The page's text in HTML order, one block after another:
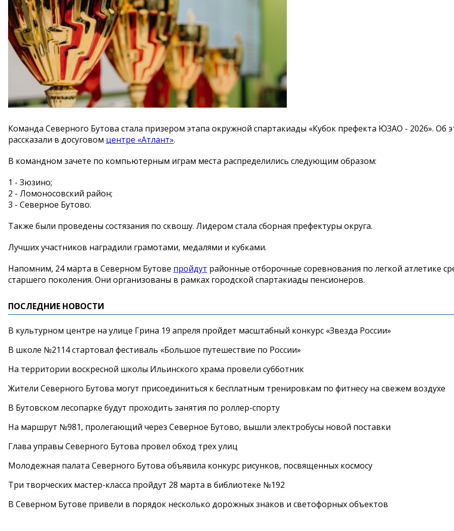
Команда Северного Бутова стала призером этапа окружной спартакиады «Кубок префекта ЮЗАО - 2026». Об
рассказали в досуговом центре «Атлант».
В командном зачете по компьютерным играм места распределились следующим образом:
1 - Зюзино;
2 - Ломоносовский район;
3 - Северное Бутово.
Также были проведены состязания по сквошу. Лидером стала сборная префектуры округа.
Лучших участников наградили грамотами, медалями и кубками.
Напомним, 24 марта в Северном Бутове пройдут районные отборочные соревнования по легкой атлетике
старшего поколения. Они организованы в рамках городской спартакиады пенсионеров.
ПОСЛЕДНИЕ НОВОСТИ
В культурном центре на улице Грина 19 апреля пройдет масштабный конкурс «Звезда России»
В школе №2114 стартовал фестиваль «Большое путешествие по России»
На территории воскресной школы Ильинского храма провели субботник
Жители Северного Бутова могут присоединиться к бесплатным тренировкам по фитнесу на свежем воздухе
В Бутовском лесопарке будут проходить занятия по роллер-спорту
На маршрут №981, пролегающий через Северное Бутово, вышли электробусы новой поставки
Глава управы Северного Бутова провел обход трех улиц
Молодежная палата Северного Бутова объявила конкурс рисунков, посвященных космосу
Три творческих мастер-класса пройдут 28 марта в библиотеке №192
В Северном Бутове привели в порядок несколько дорожных знаков и светофорных объектов